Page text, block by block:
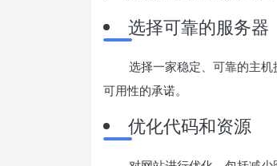
选择可靠的服务器
选择一家稳定、可靠的主
可用性的承诺。
优化代码和资源